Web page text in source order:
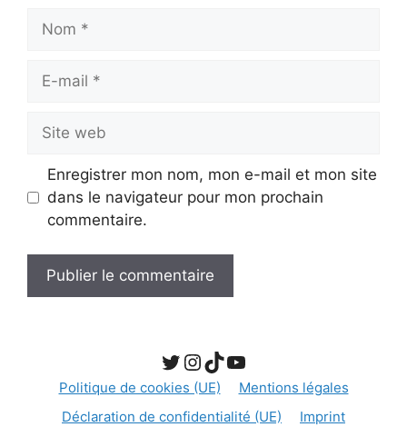
mail
web
Enregistrer mon nom, mon e-mail et mon site
dans le navigateur pour mon prochain
commentaire.
Twitter
Instagram
TikTok
YouTube
Politique de cookies (UE)
Mentions légales
Déclaration de confidentialité (UE)
Imprint